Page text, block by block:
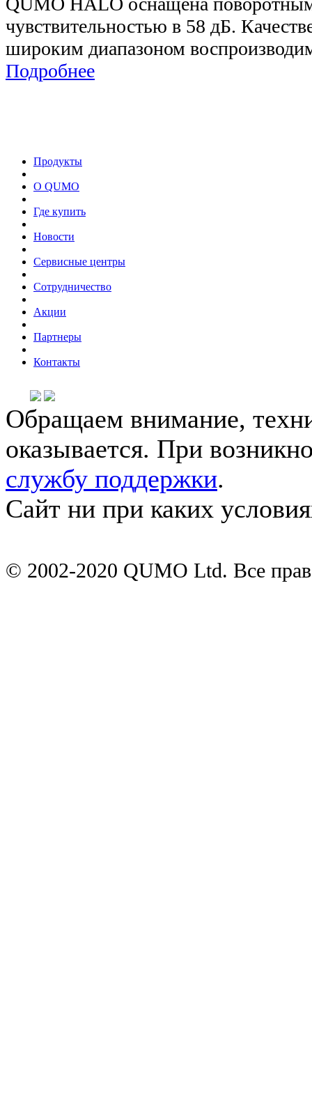
чувствительностью в 58 дБ.
широким диапазоном
Подробнее
Продукты
О QUMO
Где купить
Новости
Сервисные центры
Сотрудничество
Акции
Партнеры
Контакты
Обращаем внимание,
оказывается. При
службу поддержки.
Сайт ни при каких
© 2002-2020 QUMO Ltd. Все